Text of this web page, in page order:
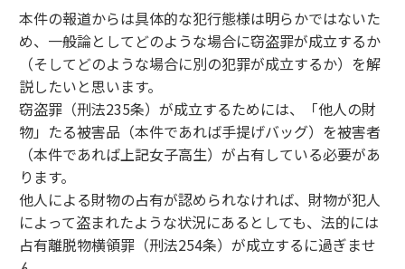
本件の報道からは具体的な犯行態様は明らかではないた
め、一般論としてどのような場合に窃盗罪が成立するか
（そしてどのような場合に別の犯罪が成立するか）を解
説したいと思います。
窃盗罪（刑法235条）が成立するためには、「他人の財
物」たる被害品（本件であれば手提げバッグ）を被害者
（本件であれば上記女子高生）が占有している必要があ
ります。
他人による財物の占有が認められなければ、財物が犯人
によって盗まれたような状況にあるとしても、法的には
占有離脱物横領罪（刑法254条）が成立するに過ぎませ